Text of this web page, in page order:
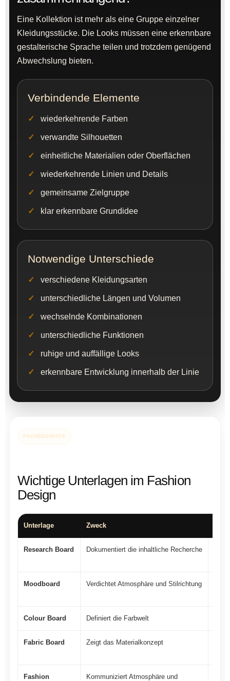
Eine Kollektion ist mehr als eine Gruppe einzelner
Kleidungsstücke. Die Looks müssen eine erkennbare
gestalterische Sprache teilen und trotzdem genügend
Abwechslung bieten.
Verbindende Elemente
wiederkehrende Farben
verwandte Silhouetten
einheitliche Materialien oder Oberflächen
wiederkehrende Linien und Details
gemeinsame Zielgruppe
klar erkennbare Grundidee
Notwendige Unterschiede
verschiedene Kleidungsarten
unterschiedliche Längen und Volumen
wechselnde Kombinationen
unterschiedliche Funktionen
ruhige und auffällige Looks
erkennbare Entwicklung innerhalb der Linie
FACHBEGRIFFE
Wichtige Unterlagen im Fashion
Design
Unterlage Zweck
Research Board Dokumentiert die inhaltliche Recherche
Moodboard Verdichtet Atmosphäre und Stilrichtung
Colour Board Definiert die Farbwelt
Fabric Board Zeigt das Materialkonzept
Fashion
Kommuniziert Atmosphäre und